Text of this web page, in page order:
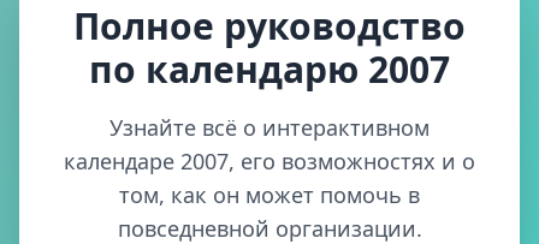
Полное руководство
по календарю 2007
Узнайте всё о интерактивном
календаре 2007, его возможностях и о
том, как он может помочь в
повседневной организации.